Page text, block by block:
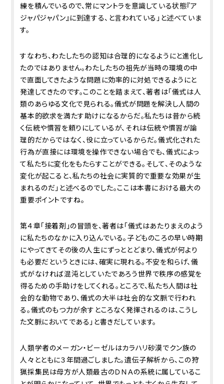
練を積んでいるので、常にマントラを意識している状態『ア
ジャパジャパン』に到達する、と言われている」と述べていま
す。
すなわち、わたしたちの認知は合理的になるようにと進化し
たのではありません。わたしたちの祖先が当時の環境の中
で直面してきたような問題に効率的に対処できるようにと
発達してきたのです。このことを踏まえて、著者は「儀式は人
類のあらゆる文化で見られる。儀式が問題を解決し人間の
基本的欲求を満たす助けになるからだ。私たちは昔から続
く伝統や慣習を頼りにしているが、それは伝統や慣習が論
理的だからではなく、役に立っているからだ。儀式化された
行為が直接には環境を操作できない場合でも、儀式によっ
て私たちに変化をもたらすことができる。そして、そのような
変化が起こると、私たちの社会に実質的で重要な効果が生
まれるのだ」と述べるのでした。ここは本書における最大の
重要ポイントですね。
第４章「接着剤」の冒頭を、著者は「儀式はあたりまえのよう
に私たちのなかに入り込んでいる。子どものころの早い時期
にやってきてその後の人生にずっととどまり、儀式が何より
も必要だというときには、確実に現れる。不安を和らげ、儀
式がなければ混沌としていたであろう世界で秩序の感覚を
得るための手助けをしてくれる。ところで、私たち人間は社
会的な動物であり、儀式の大半は社会的な文脈で行われ
る。儀式のもつ力が余すところなく発揮されるのは、こうし
た文脈においてである」と書きだしています。
人類学者のメーガン・ビーゼルはカラハリ砂漠でクン族の
人々とともに３年間過ごしました。遺伝子解析から、この狩
猟採集民は母方が人類最古のＤＮＡの系統に属しているこ